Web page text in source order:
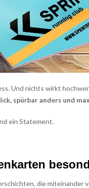
Und nichts wirkt
spürbar anders und
ein Statement.
die miteinander